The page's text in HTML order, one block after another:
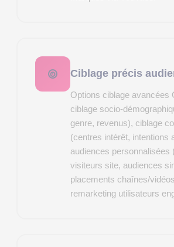
Ciblage précis
Options ciblage avancées
ciblage socio-
genre, revenus), ciblage
(centres intérêt, intentions
audiences personnalisées
visiteurs site, audiences
placements chaînes/
remarketing utilisateurs